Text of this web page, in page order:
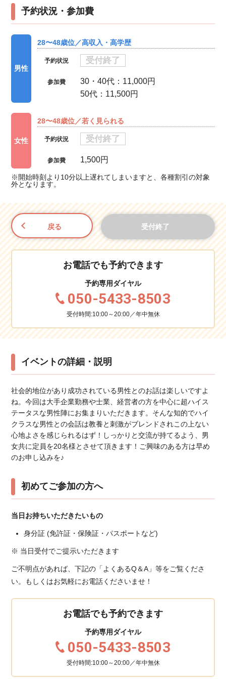
予約状況・参加費
男性
28〜48歳位／高収入・高学歴
予約状況 受付終了
参加費
30・40代：11,000円
50代：11,500円
女性
28〜48歳位／若く見られる
予約状況 受付終了
参加費 1,500円
※開始時刻より10分以上遅れてしまいますと、各種割引の対象
外となります。
戻る 受付終了
お電話でも予約できます
予約専用ダイヤル
050-5433-8503
受付時間:10:00～20:00／年中無休
イベントの詳細・説明
社会的地位があり成功されている男性とのお話は楽しいですよ
ね。今回は大手企業勤務や士業、経営者の方を中心に超ハイス
テータスな男性陣にお集まりいただきます。そんな知的でハイ
クラスな男性との会話は教養と刺激がブレンドされこの上ない
心地よさを感じられるはず！しっかりと交流が持てるよう、男
女共に定員を20名様とさせて頂きます！ご興味のある方は早め
のお申し込みを♪
初めてご参加の方へ
当日お持ちいただきたいもの
身分証 (免許証・保険証・パスポートなど)
※ 当日受付でご提示いただきます
ご不明点があれば、下記の「よくあるQ＆A」等をご覧くださ
い。もしくはお気軽にお電話くださいませ！
お電話でも予約できます
予約専用ダイヤル
050-5433-8503
受付時間:10:00～20:00／年中無休